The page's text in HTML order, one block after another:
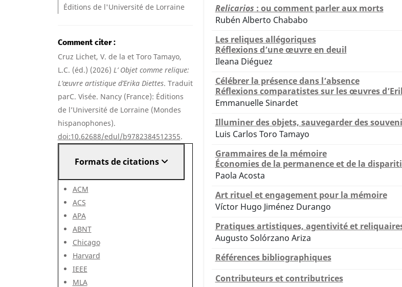
Éditions de l'Université de Lorraine
Comment citer
Cruz Lichet, V. de la et Toro Tamayo,
L.C. (éd.) (2026) L’ Objet comme relique:
L’œuvre artistique d’Erika Diettes. Traduit
parC. Visée. Nancy (France): Éditions
de l’Université de Lorraine (Mondes
hispanophones).
doi:10.62688/edul/b9782384512355.
Formats de citations
ACM
ACS
APA
ABNT
Chicago
Harvard
IEEE
MLA
Relicarios : ou comment parler aux morts
Rubén Alberto Chababo
Les reliques allégoriques
Réflexions d’une œuvre en deuil
Ileana Diéguez
Célébrer la présence dans l’absence
Réflexions comparatistes sur les œuvres
Emmanuelle Sinardet
Illuminer des objets, sauvegarder des
Luis Carlos Toro Tamayo
Grammaires de la mémoire
Économies de la permanence et de la
Paola Acosta
Art rituel et engagement pour la mémoire
Víctor Hugo Jiménez Durango
Pratiques artistiques, agentivité et
Augusto Solórzano Ariza
Références bibliographiques
Contributeurs et contributrices